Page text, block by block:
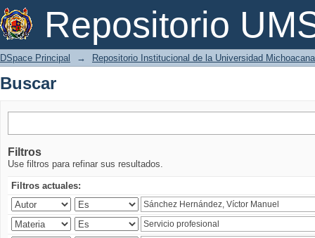
Repositorio
Buscar
DSpace Principal → Repositorio Institucional de la Universidad
Buscar
Filtros
Use filtros para refinar sus resultados.
Filtros actuales: